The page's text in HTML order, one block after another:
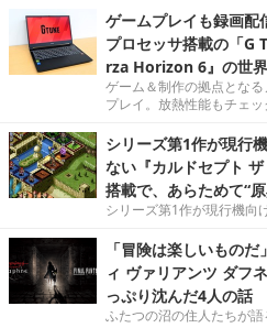
ゲームプレイも録画
プロセッサ搭載の「G
rza Horizon 6』の世
ゲーム＆制作の拠点とな
プレイ。放熱性能もチェッ
シリーズ第1作が現行
ない『カルドセプト
搭載で、あらためて“
シリーズ第1作が現行機向
「冒険は楽しいもの
ィ ヴァリアンツ ダフ
っぷり沈んだ4人の話
ふたつの沼の住人たちが語